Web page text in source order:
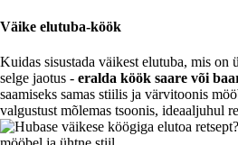
Väike elutuba-köök
Kuidas sisustada väikest elutuba, mis on
selge jaotus - eralda köök saare või
saamiseks samas stiilis ja värvitoonis
valgustust mõlemas tsoonis, ideaaljuhul